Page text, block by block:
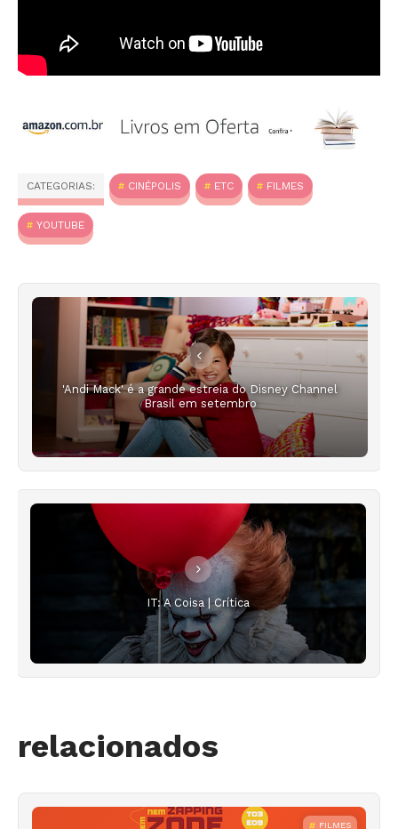
CATEGORIAS: CINÉPOLIS ETC FILMES
YOUTUBE
'Andi Mack' é a grande estreia do Disney Channel
Brasil em setembro
IT: A Coisa | Crítica
relacionados
FILMES